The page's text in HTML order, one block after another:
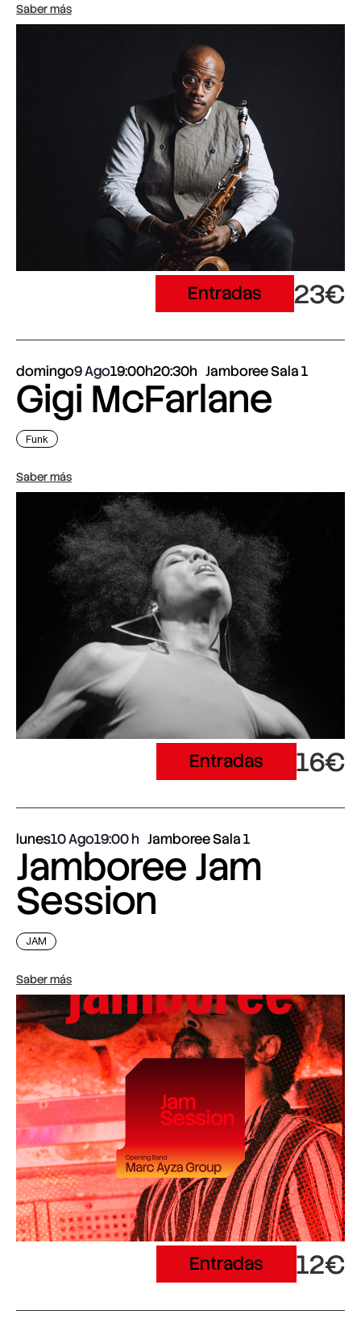
Saber más
Entradas 23€
domingo9 Ago19:00h20:30h Jamboree Sala 1
Gigi McFarlane
Funk
Saber más
Entradas 16€
lunes10 Ago19:00 Jamboree Sala 1
Jamboree Jam
Session
JAM
Saber más
Entradas 12€